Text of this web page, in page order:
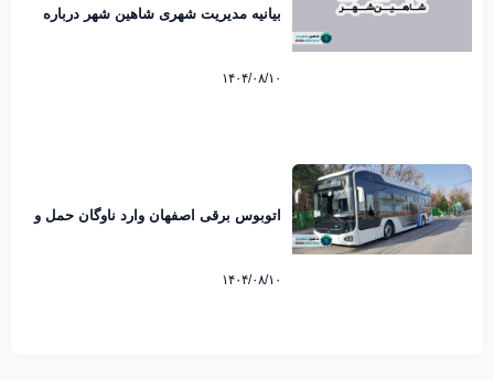
بیانیه مدیریت شهری شاهین شهر درباره
۱۴۰۴/۰۸/۱۰
اتوبوس برقی اصفهان وارد ناوگان حمل و
۱۴۰۴/۰۸/۱۰